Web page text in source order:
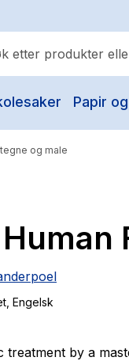
Papir
søk
Housemaid
og male
, Engelsk
treatment by a